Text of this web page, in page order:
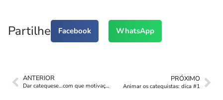
Partilhe Facebook WhatsApp
ANTERIOR
Dar catequese…com que motivações?
PRÓXIMO
Animar os catequistas: dica #1